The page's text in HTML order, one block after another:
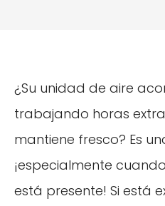
¿Su unidad de aire
trabajando horas
mantiene fresco? Es
¡especialmente
está presente! Si está